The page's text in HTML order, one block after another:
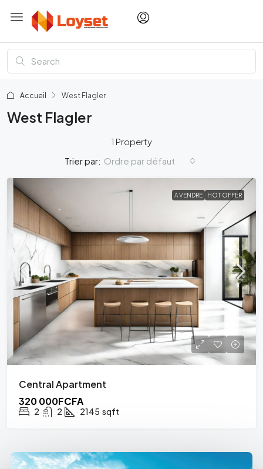
Accueil West Flagler
West Flagler
1 Property
Trier par: Ordre par défaut
A VENDRE HOT OFFER
Central Apartment
320 000FCFA
2 2 2145 sqft